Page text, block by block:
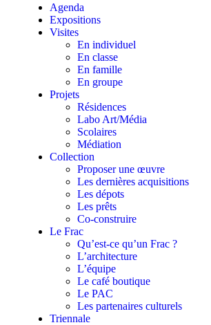
Agenda
Expositions
Visites
En individuel
En classe
En famille
En groupe
Projets
Résidences
Labo Art/Média
Scolaires
Médiation
Collection
Proposer une œuvre
Les dernières acquisitions
Les dépots
Les prêts
Co-construire
Le Frac
Qu’est-ce qu’un Frac ?
L’architecture
L’équipe
Le café boutique
Le PAC
Les partenaires culturels
Triennale